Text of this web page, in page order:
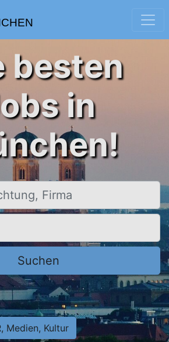
besten
in
Firma
Suchen
Medien, Kultur